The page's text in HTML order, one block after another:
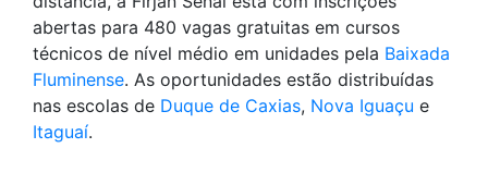
abertas para 480 vagas gratuitas em cursos
técnicos de nível médio em unidades pela Baixada
Fluminense. As oportunidades estão distribuídas
nas escolas de Duque de Caxias, Nova Iguaçu e
Itaguaí.